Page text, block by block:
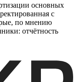
основных
с
по мнению
отчётность